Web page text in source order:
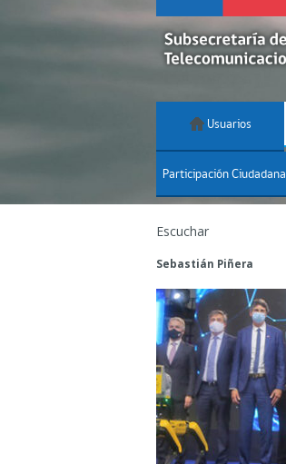
Usuarios
Participación Ciudadana
Escuchar
Sebastián Piñera